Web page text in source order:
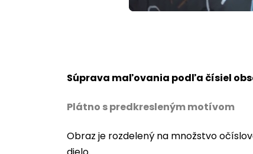
Unmute Loaded
72.82%
Súprava maľovania podľa čísiel
Plátno s predkresleným motívom
Obraz je rozdelený na množstvo